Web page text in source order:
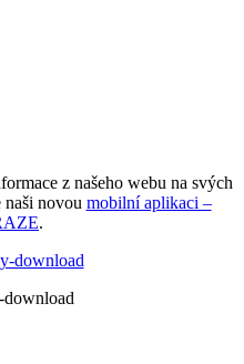
z našeho webu na svých
novou mobilní aplikaci –
.